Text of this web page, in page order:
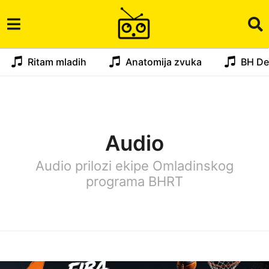
Ritam mladih Anatomija zvuka BH
Audio
Audio prilozi ekipe Omladinskog
programa BHRT